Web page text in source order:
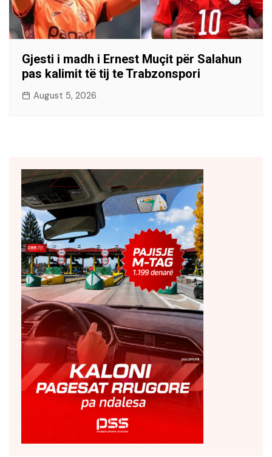
Gjesti i madh i Ernest Muçit për Salahun
pas kalimit të tij te Trabzonspori
August 5, 2026